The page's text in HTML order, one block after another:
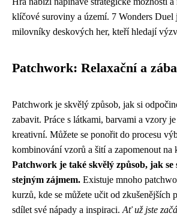
klíčové suroviny a území. 7 Wonders
milovníky deskových her, kteří hledají
Patchwork: Relaxační a
Patchwork je skvělý způsob, jak si
zabavit. Práce s látkami, barvami a vzory
kreativní. Můžete se ponořit do procesu
kombinování vzorů a šití a zapomenout na
Patchwork je také skvělý způsob, jak se
stejným zájmem. Existuje mnoho
kurzů, kde se můžete učit od zkušenějších
sdílet své nápady a inspiraci. Ať už jste